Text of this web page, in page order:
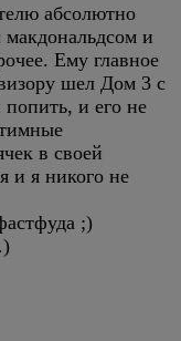
абсолютно
и
Ему главное
шел Дом 3 с
и его не
в своей
и я никого не
;)